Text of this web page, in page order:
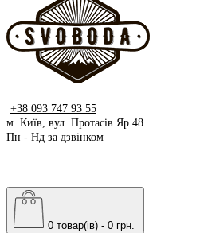
+38 093 747 93 55
м. Київ, вул. Протасів Яр 48
Пн - Нд за дзвінком
0 товар(ів) - 0 грн.